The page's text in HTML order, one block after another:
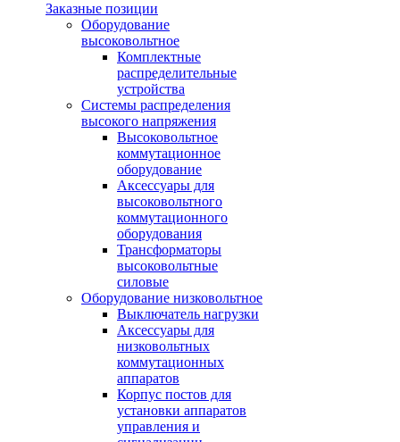
Заказные позиции
Оборудование
высоковольтное
Комплектные
распределительные
устройства
Системы распределения
высокого напряжения
Высоковольтное
коммутационное
оборудование
Аксессуары для
высоковольтного
коммутационного
оборудования
Трансформаторы
высоковольтные
силовые
Оборудование низковольтное
Выключатель нагрузки
Аксессуары для
низковольтных
коммутационных
аппаратов
Корпус постов для
установки аппаратов
управления и